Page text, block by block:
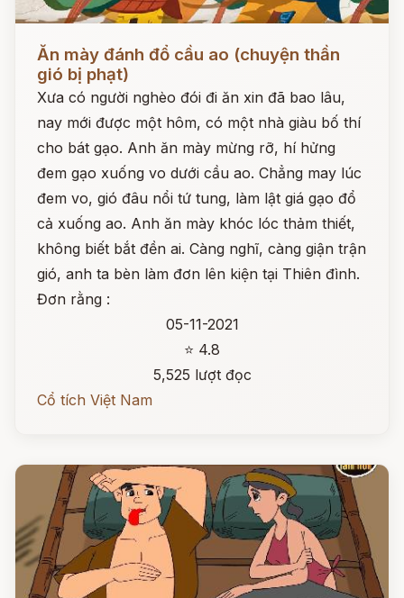
Đọc ngay
Ăn mày đánh đổ cầu ao (chuyện thần
gió bị phạt)
Xưa có người nghèo đói đi ăn xin đã bao lâu,
nay mới được một hôm, có một nhà giàu bố thí
cho bát gạo. Anh ăn mày mừng rỡ, hí hửng
đem gạo xuống vo dưới cầu ao. Chẳng may lúc
đem vo, gió đâu nổi tứ tung, làm lật giá gạo đổ
cả xuống ao. Anh ăn mày khóc lóc thảm thiết,
không biết bắt đền ai. Càng nghĩ, càng giận trận
gió, anh ta bèn làm đơn lên kiện tại Thiên đình.
Đơn rằng :
05-11-2021
⭐ 4.8
5,525 lượt đọc
Cổ tích Việt Nam